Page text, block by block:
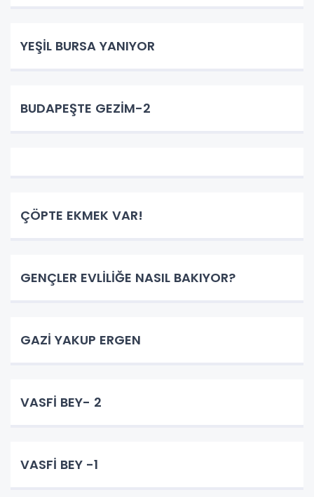
YEŞİL BURSA YANIYOR
BUDAPEŞTE GEZİM-2
ÇÖPTE EKMEK VAR!
GENÇLER EVLİLİĞE NASIL BAKIYOR?
GAZİ YAKUP ERGEN
VASFİ BEY- 2
VASFİ BEY -1